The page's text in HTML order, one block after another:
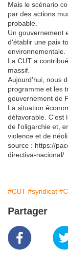
Mais le scénario
par des actions
probable.
Un gouvernement
d'établir une paix
environnementale.
La CUT a
massif.
Aujourd'hui, nous
programme et les
gouvernement de
La situation
défavorable. C'est
de l'oligarchie et,
violence et de
source : https://
directiva-nacional/
#CUT #syndicat
Partager